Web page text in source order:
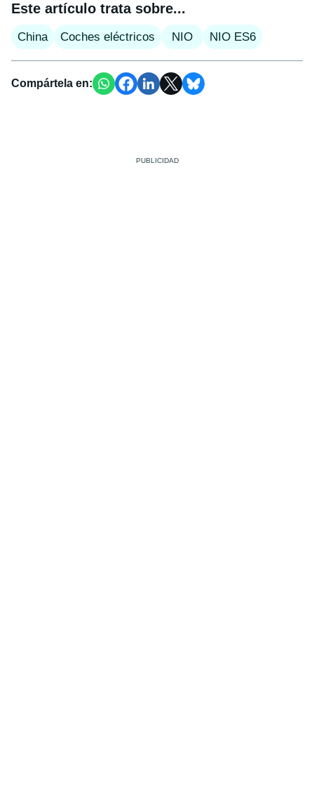
Este artículo trata sobre...
China Coches eléctricos NIO NIO ES6
Compártela en: